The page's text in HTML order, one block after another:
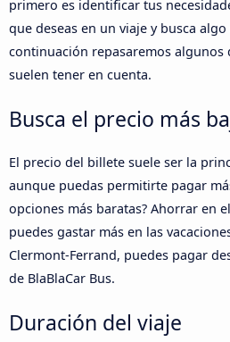
primero es identificar tus
que deseas en un viaje y busca
continuación repasaremos algunos
suelen tener en cuenta.
Busca el precio más
El precio del billete suele ser la
aunque puedas permitirte pagar
opciones más baratas? Ahorrar en
puedes gastar más en las
Clermont-Ferrand, puedes pagar
de BlaBlaCar Bus.
Duración del viaje